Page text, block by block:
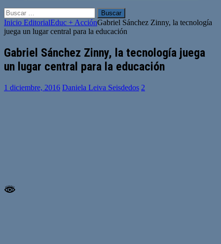
Buscar:
Inicio EditorialEduc + AcciónGabriel Sánchez Zinny, la tecnología
juega un lugar central para la educación
Gabriel Sánchez Zinny, la tecnología juega
un lugar central para la educación
1 diciembre, 2016 Daniela Leiva Seisdedos 2